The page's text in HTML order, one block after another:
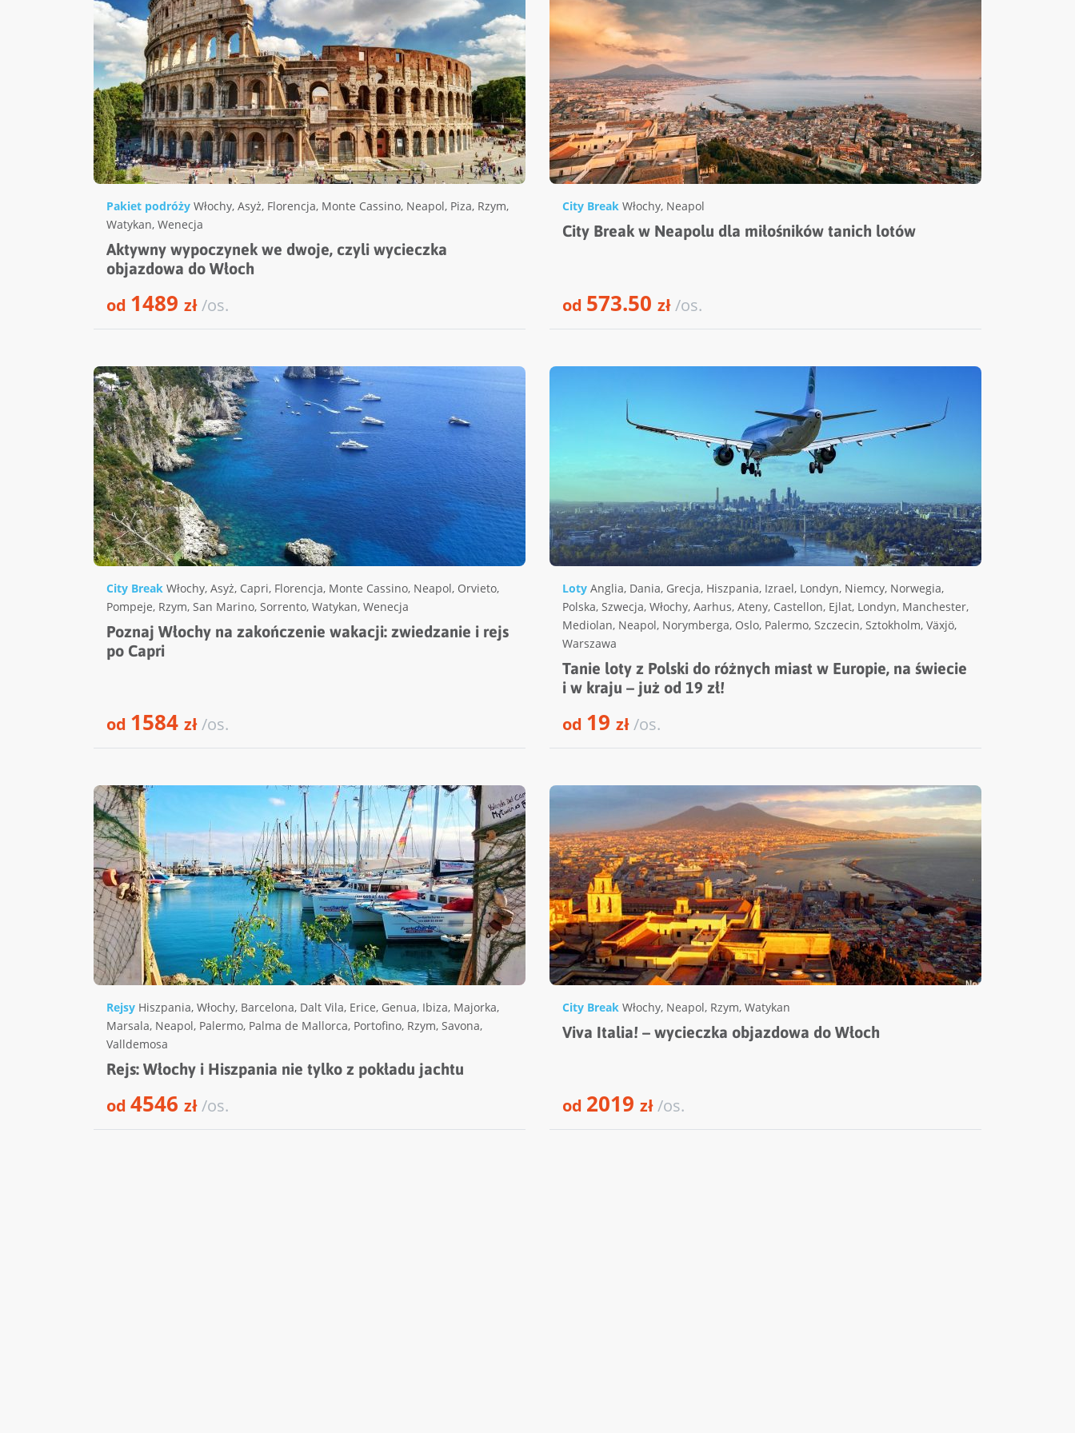
Pakiet podróży Włochy, Asyż, Florencja, Monte Cassino, Neapol, Piza, Rzym,
Watykan, Wenecja
Aktywny wypoczynek we dwoje, czyli wycieczka
objazdowa do Włoch
od 1489 zł/os.
City Break Włochy, Neapol
City Break w Neapolu dla miłośników tanich lotów
od 573.50 zł/os.
City Break Włochy, Asyż, Capri, Florencja, Monte Cassino, Neapol, Orvieto,
Pompeje, Rzym, San Marino, Sorrento, Watykan, Wenecja
Poznaj Włochy na zakończenie wakacji: zwiedzanie i rejs
po Capri
od 1584 zł/os.
Loty Anglia, Dania, Grecja, Hiszpania, Izrael, Londyn, Niemcy, Norwegia,
Polska, Szwecja, Włochy, Aarhus, Ateny, Castellon, Ejlat, Londyn, Manchester,
Mediolan, Neapol, Norymberga, Oslo, Palermo, Szczecin, Sztokholm, Växjö,
Warszawa
Tanie loty z Polski do różnych miast w Europie, na świecie
i w kraju – już od 19 zł!
od 19 zł/os.
Rejsy Hiszpania, Włochy, Barcelona, Dalt Vila, Erice, Genua, Ibiza, Majorka,
Marsala, Neapol, Palermo, Palma de Mallorca, Portofino, Rzym, Savona,
Valldemosa
Rejs: Włochy i Hiszpania nie tylko z pokładu jachtu
od 4546 zł/os.
City Break Włochy, Neapol, Rzym, Watykan
Viva Italia! – wycieczka objazdowa do Włoch
od 2019 zł/os.